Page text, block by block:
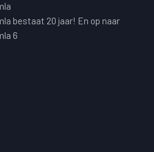
bestaat 20 jaar! En op naar
6